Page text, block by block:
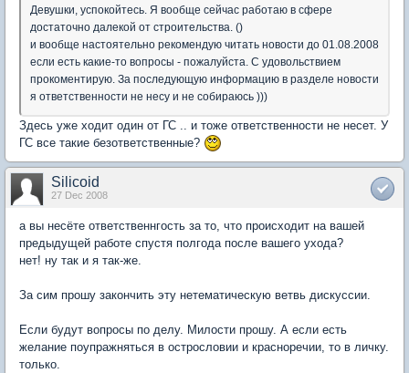
Девушки, успокойтесь. Я вообще сейчас работаю в сфере
достаточно далекой от строительства. ()
и вообще настоятельно рекомендую читать новости до 01.08.2008
если есть какие-то вопросы - пожалуйста. С удовольствием
прокоментирую. За последующую информацию в разделе новости
я ответственности не несу и не собираюсь )))
Здесь уже ходит один от ГС .. и тоже ответственности не несет. У
ГС все такие безответственные?
Silicoid
27 Dec 2008
а вы несёте ответственнгость за то, что происходит на вашей
предыдущей работе спустя полгода после вашего ухода?
нет! ну так и я так-же.
За сим прошу закончить эту нетематическую ветвь дискуссии.
Если будут вопросы по делу. Милости прошу. А если есть
желание поупражняться в острословии и красноречии, то в личку.
только.